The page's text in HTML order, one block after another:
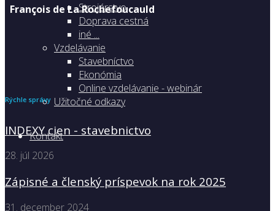
Strojárstvo
Doprava cestná
iné ...
Vzdelávanie
Stavebníctvo
Ekonómia
Online vzdelávanie - webinár
Užitočné odkazy
Kontakt
François de La Rochefoucauld
Rýchle správy
INDEXY cien - stavebnictvo
28. júl 2026
Zápisné a členský príspevok na rok 2025
31. december 2024